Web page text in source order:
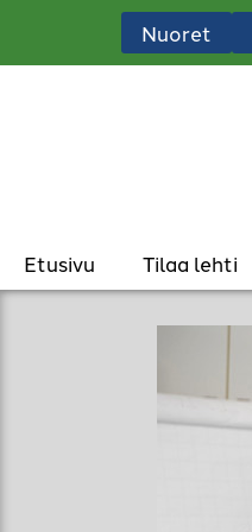
Nuoret
Etusivu Tilaa lehti